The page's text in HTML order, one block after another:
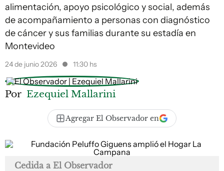
alimentación, apoyo psicológico y social, además
de acompañamiento a personas con diagnóstico
de cáncer y sus familias durante su estadía en
Montevideo
24 de junio 2026 11:30 hs
Por Ezequiel Mallarini
Agregar El Observador en
Cedida a El Observador